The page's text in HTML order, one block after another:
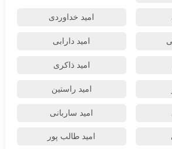
امید خداوردی
امید دارابی
امید ذاکری
امید راستین
امید ساربانی
امید طالب پور